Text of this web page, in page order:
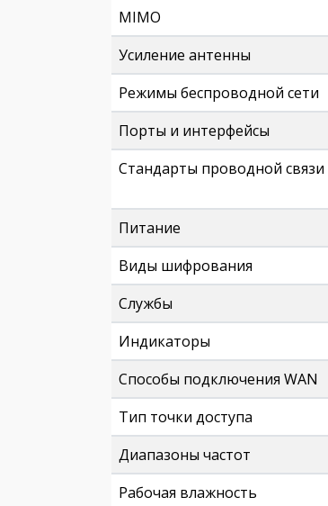
MIMO
Усиление антенны
Режимы беспроводной сети
Порты и интерфейсы
Стандарты проводной связи
Питание
Виды шифрования
Службы
Индикаторы
Способы подключения WAN
Тип точки доступа
Диапазоны частот
Рабочая влажность